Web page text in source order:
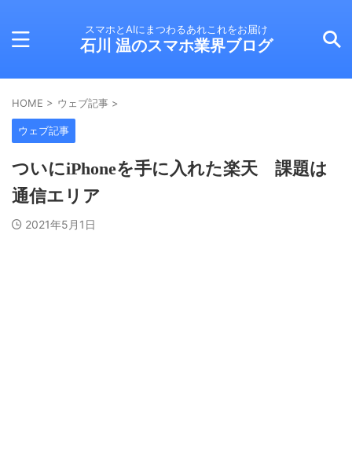
スマホとAIにまつわるあれこれをお届け
石川 温のスマホ業界ブログ
HOME > ウェブ記事 >
ウェブ記事
ついにiPhoneを手に入れた楽天 課題は
通信エリア
2021年5月1日